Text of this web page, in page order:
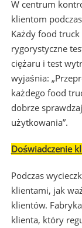
W centrum
klientom
Każdy food
rygorystyczne
ciężaru i test
wyjaśnia:
każdego food
dobrze
użytkowania”.
Doświadczenie
Podczas
klientami, jak
klientów.
klienta, który